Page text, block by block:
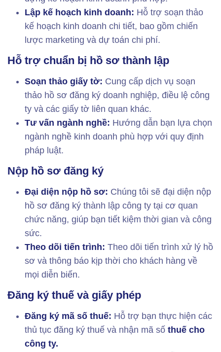
Lập kế hoạch kinh doanh: Hỗ trợ soạn thảo
kế hoạch kinh doanh chi tiết, bao gồm chiến
lược marketing và dự toán chi phí.
Hỗ trợ chuẩn bị hồ sơ thành lập
Soạn thảo giấy tờ: Cung cấp dịch vụ soạn
thảo hồ sơ đăng ký doanh nghiệp, điều lệ công
ty và các giấy tờ liên quan khác.
Tư vấn ngành nghề: Hướng dẫn bạn lựa chọn
ngành nghề kinh doanh phù hợp với quy định
pháp luật.
Nộp hồ sơ đăng ký
Đại diện nộp hồ sơ: Chúng tôi sẽ đại diện nộp
hồ sơ đăng ký thành lập công ty tại cơ quan
chức năng, giúp bạn tiết kiệm thời gian và công
sức.
Theo dõi tiến trình: Theo dõi tiến trình xử lý hồ
sơ và thông báo kịp thời cho khách hàng về
mọi diễn biến.
Đăng ký thuế và giấy phép
Đăng ký mã số thuế: Hỗ trợ bạn thực hiện các
thủ tục đăng ký thuế và nhận mã số thuế cho
công ty.